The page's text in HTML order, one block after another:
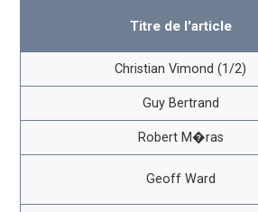
Titre de l'article
Christian Vimond (1/2)
Guy Bertrand
Robert M�ras
Geoff Ward